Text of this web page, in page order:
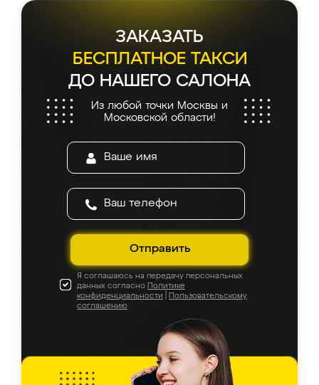
ЗАКАЗАТЬ
БЕСПЛАТНОЕ ТАКСИ
ДО НАШЕГО САЛОНА
Из любой точки Москвы и
Московской области!
Отправить
Я соглашаюсь на передачу персональных
данных согласно Политике
конфиденциальности
Пользовательскому
соглашению